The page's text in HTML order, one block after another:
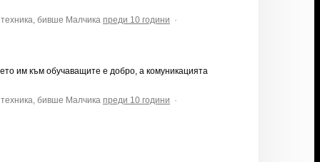
бивше Малчика преди 10 години ·
им към обучаващите е добро, а комуникацията
бивше Малчика преди 10 години ·